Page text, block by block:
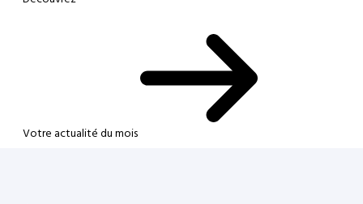
Votre actualité du mois